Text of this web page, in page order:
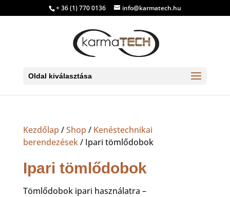
+ 36 (1) 770 0136 info@karmatech.hu
Oldal kiválasztása
Kezdőlap /Shop / Kenéstechnikai
berendezések/ Ipari tömlődobok
Ipari tömlődobok
Tömlődobok ipari használatra –